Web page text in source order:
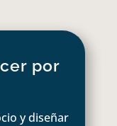
por
y diseñar